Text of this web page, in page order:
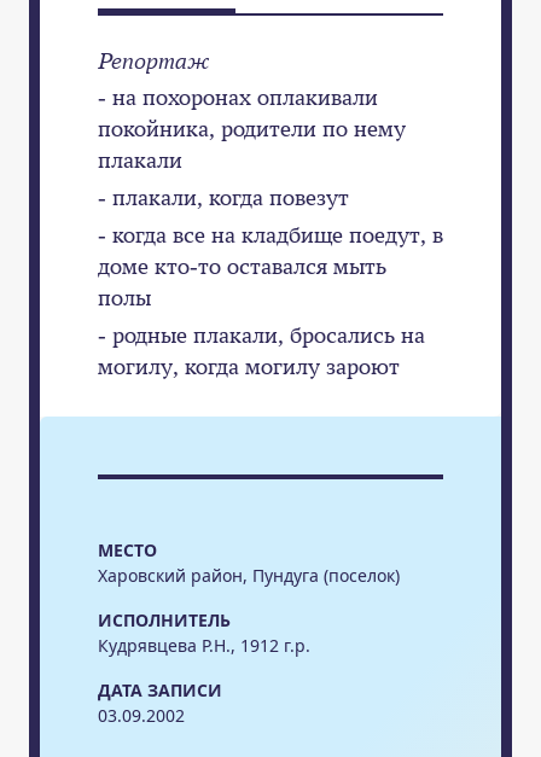
МЕСТО
Харовский район, Пундуга (поселок)
ИСПОЛНИТЕЛЬ
Кудрявцева Р.Н., 1912 г.р.
ДАТА ЗАПИСИ
03.09.2002
Репортаж
- на похоронах оплакивали
покойника, родители по нему
плакали
- плакали, когда повезут
- когда все на кладбище поедут, в
доме кто-то оставался мыть
полы
- родные плакали, бросались на
могилу, когда могилу зароют